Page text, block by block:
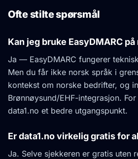
Ofte stilte spørsmål
Kan jeg bruke EasyDMARC
Ja — EasyDMARC fungerer
Men du får ikke norsk språk i
kontekst om norske bedrifter, og
Brønnøysund/EHF-integrasjon.
data1.no et bedre utgangspunkt.
Er data1.no virkelig gratis for
Ja. Selve sjekkeren er gratis uten